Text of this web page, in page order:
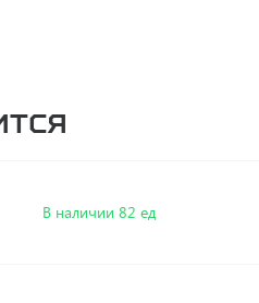
В наличии 82 ед